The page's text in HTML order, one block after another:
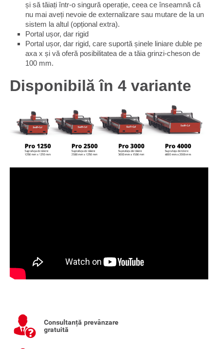
și să tăiați într-o singură operație, ceea ce înseamnă că
nu mai aveți nevoie de externalizare sau mutare de la un
sistem la altul (opțional extra).
Portal ușor, dar rigid
Portal ușor, dar rigid, care suportă șinele liniare duble pe
axa x și vă oferă posibilitatea de a tăia grinzi-cheson de
100 mm.
Disponibilă în 4 variante